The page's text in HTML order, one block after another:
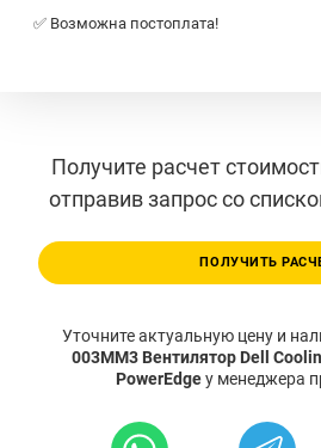
✅ Возможна постоплата!
Получите расчет
отправив запрос со
ПОЛУЧИТЬ
Уточните актуальную цену и
003MM3 Вентилятор Dell
PowerEdgeу менеджера